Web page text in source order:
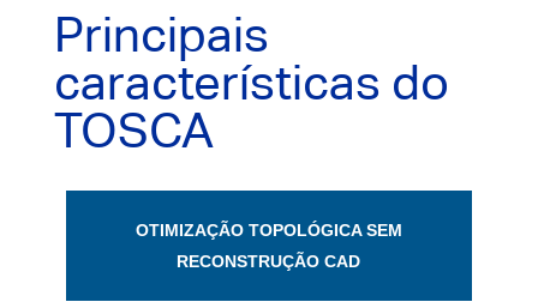
Principais
características do
TOSCA
OTIMIZAÇÃO TOPOLÓGICA SEM
RECONSTRUÇÃO CAD